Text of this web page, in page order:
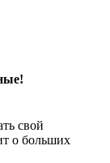
свой
о больших